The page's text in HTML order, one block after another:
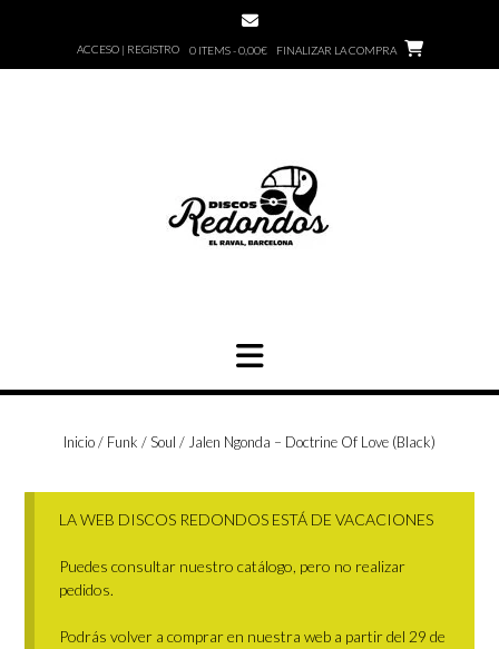
ACCESO | REGISTRO 0 ITEMS - 0,00€ FINALIZAR LA COMPRA
Inicio/ Funk / Soul / Jalen Ngonda – Doctrine Of Love (Black)
LA WEB DISCOS REDONDOS ESTÁ DE VACACIONES
Puedes consultar nuestro catálogo, pero no realizar
pedidos.
Podrás volver a comprar en nuestra web a partir del 29 de